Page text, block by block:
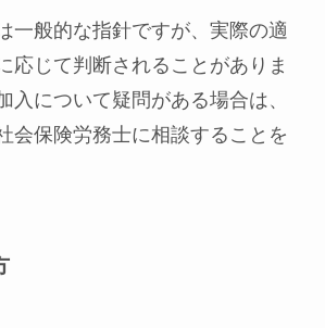
一般的な指針ですが、実際の適
応じて判断されることがありま
入について疑問がある場合は、
会保険労務士に相談することを